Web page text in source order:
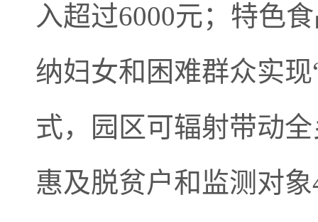
入超过6000元；特色
纳妇女和困难群众实
式，园区可辐射带动
惠及脱贫户和监测对